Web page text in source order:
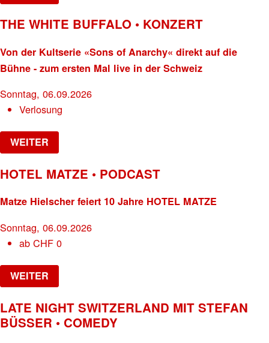
THE WHITE BUFFALO • KONZERT
Von der Kultserie «Sons of Anarchy« direkt auf die
Bühne - zum ersten Mal live in der Schweiz
Sonntag, 06.09.2026
Verlosung
WEITER
HOTEL MATZE • PODCAST
Matze Hielscher feiert 10 Jahre HOTEL MATZE
Sonntag, 06.09.2026
abCHF 0
WEITER
LATE NIGHT SWITZERLAND MIT STEFAN
BÜSSER • COMEDY